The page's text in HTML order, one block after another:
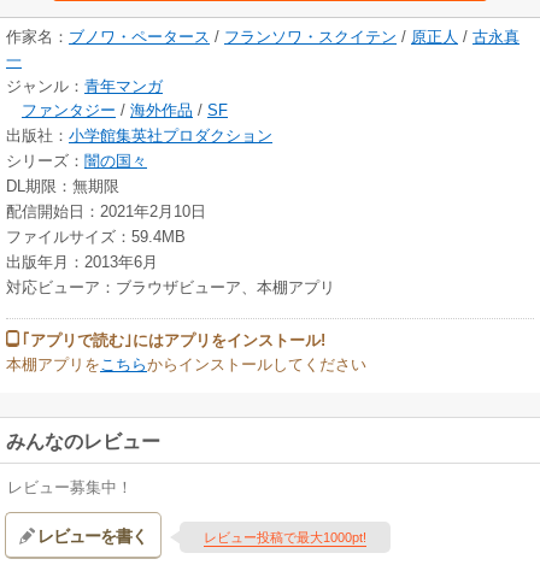
作家名： ブノワ・ペータース / フランソワ・スクイテン / 原正人 / 古永真
一
ジャンル： 青年マンガ
ファンタジー / 海外作品 / SF
出版社： 小学館集英社プロダクション
シリーズ： 闇の国々
DL期限：無期限
配信開始日：2021年2月10日
ファイルサイズ：59.4MB
出版年月：2013年6月
対応ビューア：ブラウザビューア、本棚アプリ
｢アプリで読む｣にはアプリをインストール!
本棚アプリを こちらからインストールしてください
みんなのレビュー
レビュー募集中！
レビューを書く レビュー投稿で最大1000pt!